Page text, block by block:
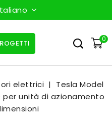
0
elettrici
Tesla Model
per unità di azionamento